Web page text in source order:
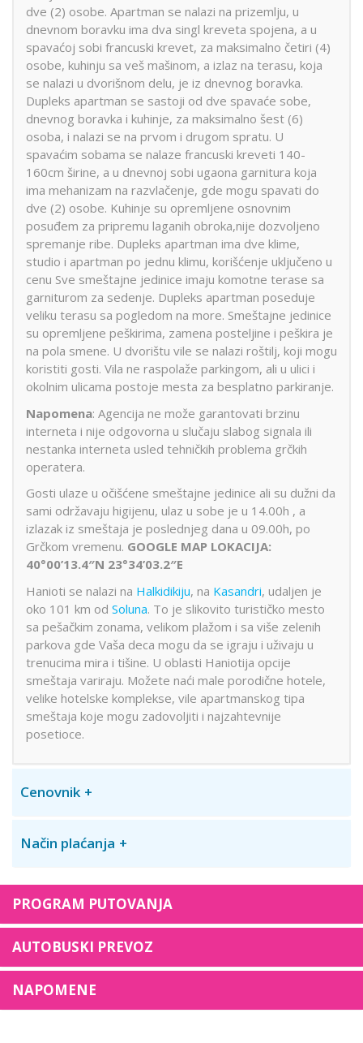
dve (2) osobe. Apartman se nalazi na prizemlju, u
dnevnom boravku ima dva singl kreveta spojena, a u
spavaćoj sobi francuski krevet, za maksimalno četiri (4)
osobe, kuhinju sa veš mašinom, a izlaz na terasu, koja
se nalazi u dvorišnom delu, je iz dnevnog boravka.
Dupleks apartman se sastoji od dve spavaće sobe,
dnevnog boravka i kuhinje, za maksimalno šest (6)
osoba, i nalazi se na prvom i drugom spratu. U
spavaćim sobama se nalaze francuski kreveti 140-
160cm širine, a u dnevnoj sobi ugaona garnitura koja
ima mehanizam na razvlačenje, gde mogu spavati do
dve (2) osobe. Kuhinje su opremljene osnovnim
posuđem za pripremu laganih obroka,nije dozvoljeno
spremanje ribe. Dupleks apartman ima dve klime,
studio i apartman po jednu klimu, korišćenje uključeno u
cenu Sve smeštajne jedinice imaju komotne terase sa
garniturom za sedenje. Dupleks apartman poseduje
veliku terasu sa pogledom na more. Smeštajne jedinice
su opremljene peškirima, zamena posteljine i peškira je
na pola smene. U dvorištu vile se nalazi roštilj, koji mogu
koristiti gosti. Vila ne raspolaže parkingom, ali u ulici i
okolnim ulicama postoje mesta za besplatno parkiranje.
Napomena: Agencija ne može garantovati brzinu
interneta i nije odgovorna u slučaju slabog signala ili
nestanka interneta usled tehničkih problema grčkih
operatera.
Gosti ulaze u očišćene smeštajne jedinice ali su dužni da
sami održavaju higijenu, ulaz u sobe je u 14.00h , a
izlazak iz smeštaja je poslednjeg dana u 09.00h, po
Grčkom vremenu. GOOGLE MAP LOKACIJA:
40°00’13.4″N 23°34’03.2″E
Hanioti se nalazi na Halkidikiju, na Kasandri, udaljen je
oko 101 km od Soluna. To je slikovito turističko mesto
sa pešačkim zonama, velikom plažom i sa više zelenih
parkova gde Vaša deca mogu da se igraju i uživaju u
trenucima mira i tišine. U oblasti Haniotija opcije
smeštaja variraju. Možete naći male porodične hotele,
velike hotelske komplekse, vile apartmanskog tipa
smeštaja koje mogu zadovoljiti i najzahtevnije
posetioce.
Cenovnik
Način plaćanja
PROGRAM PUTOVANJA
AUTOBUSKI PREVOZ
NAPOMENE